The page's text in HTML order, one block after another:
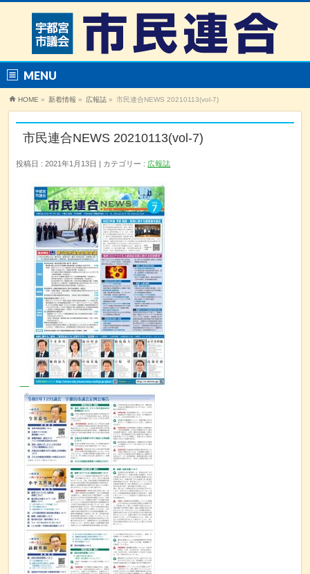
MENU
HOME » 新着情報 » 広報誌 » 市民連合NEWS 20210113(vol-7)
市民連合NEWS 20210113(vol-7)
投稿日 : 2021年1月13日 カテゴリー : 広報誌